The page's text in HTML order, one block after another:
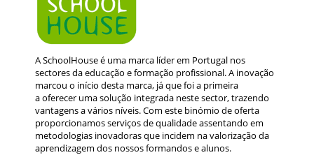
A SchoolHouse é uma marca líder em Portugal nos
sectores da educação e formação profissional. A inovação
marcou o início desta marca, já que foi a primeira
a oferecer uma solução integrada neste sector, trazendo
vantagens a vários níveis. Com este binómio de oferta
proporcionamos serviços de qualidade assentando em
metodologias inovadoras que incidem na valorização da
aprendizagem dos nossos formandos e alunos.